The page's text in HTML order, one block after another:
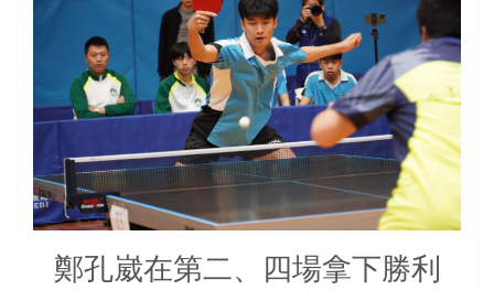
鄭孔崴在第二、四場拿下勝利